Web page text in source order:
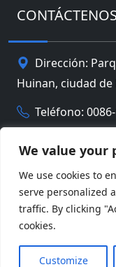
We value your
We use cookies to
serve personalized
traffic. By clicking
cookies.
Customize
CONTÁCTENOS
Dirección:
Huinan, ciudad
Teléfono:
Email:
© Derechos de